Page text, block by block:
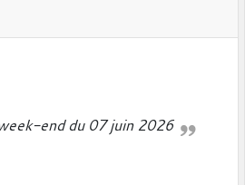
week-end du 07 juin 2026